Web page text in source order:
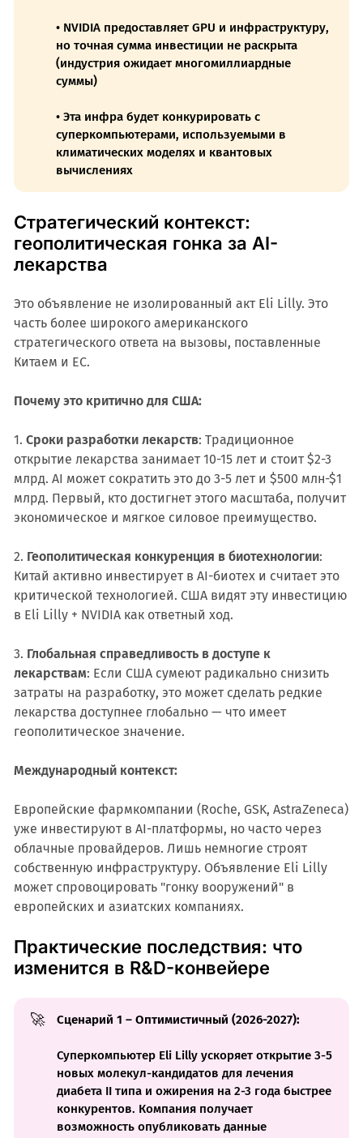
• NVIDIA предоставляет GPU и инфраструктуру,
но точная сумма инвестиции не раскрыта
(индустрия ожидает многомиллиардные
суммы)
• Эта инфра будет конкурировать с
суперкомпьютерами, используемыми в
климатических моделях и квантовых
вычислениях
Стратегический контекст:
геополитическая гонка за AI-
лекарства
Это объявление не изолированный акт Eli Lilly. Это
часть более широкого американского
стратегического ответа на вызовы, поставленные
Китаем и ЕС.
Почему это критично для США:
1. Сроки разработки лекарств: Традиционное
открытие лекарства занимает 10-15 лет и стоит $2-3
млрд. AI может сократить это до 3-5 лет и $500 млн-$1
млрд. Первый, кто достигнет этого масштаба, получит
экономическое и мягкое силовое преимущество.
2. Геополитическая конкуренция в биотехнологии:
Китай активно инвестирует в AI-биотех и считает это
критической технологией. США видят эту инвестицию
в Eli Lilly + NVIDIA как ответный ход.
3. Глобальная справедливость в доступе к
лекарствам: Если США сумеют радикально снизить
затраты на разработку, это может сделать редкие
лекарства доступнее глобально — что имеет
геополитическое значение.
Международный контекст:
Европейские фармкомпании (Roche, GSK, AstraZeneca)
уже инвестируют в AI-платформы, но часто через
облачные провайдеров. Лишь немногие строят
собственную инфраструктуру. Объявление Eli Lilly
может спровоцировать "гонку вооружений" в
европейских и азиатских компаниях.
Практические последствия: что
изменится в R&D-конвейере
🚀 Сценарий 1 – Оптимистичный (2026-2027):
Суперкомпьютер Eli Lilly ускоряет открытие 3-5
новых молекул-кандидатов для лечения
диабета II типа и ожирения на 2-3 года быстрее
конкурентов. Компания получает
возможность опубликовать данные